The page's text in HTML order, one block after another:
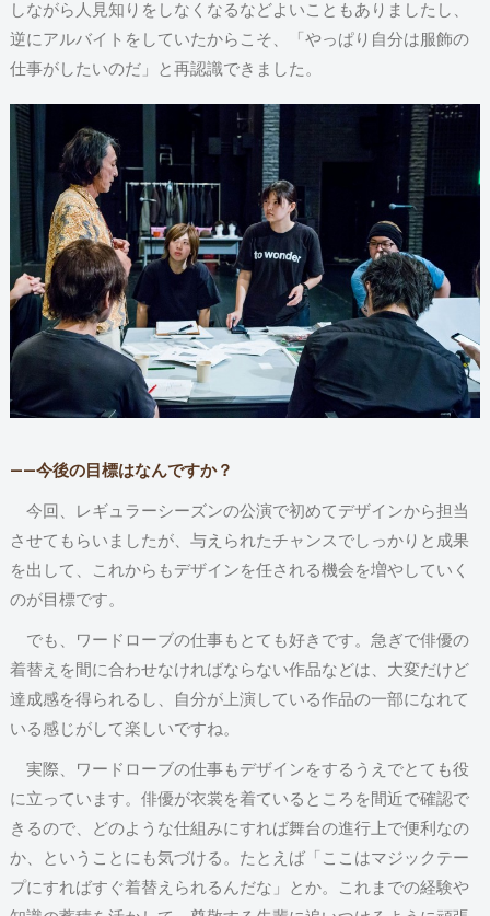
しながら人見知りをしなくなるなどよいこともありましたし、
逆にアルバイトをしていたからこそ、「やっぱり自分は服飾の
仕事がしたいのだ」と再認識できました。
――今後の目標はなんですか？
今回、レギュラーシーズンの公演で初めてデザインから担当
させてもらいましたが、与えられたチャンスでしっかりと成果
を出して、これからもデザインを任される機会を増やしていく
のが目標です。
でも、ワードローブの仕事もとても好きです。急ぎで俳優の
着替えを間に合わせなければならない作品などは、大変だけど
達成感を得られるし、自分が上演している作品の一部になれて
いる感じがして楽しいですね。
実際、ワードローブの仕事もデザインをするうえでとても役
に立っています。俳優が衣裳を着ているところを間近で確認で
きるので、どのような仕組みにすれば舞台の進行上で便利なの
か、ということにも気づける。たとえば「ここはマジックテー
プにすればすぐ着替えられるんだな」とか。これまでの経験や